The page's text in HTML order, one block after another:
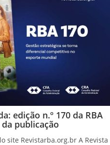
edição n.º 170 da RBA
publicação
site Revistarba.org.br A Revista